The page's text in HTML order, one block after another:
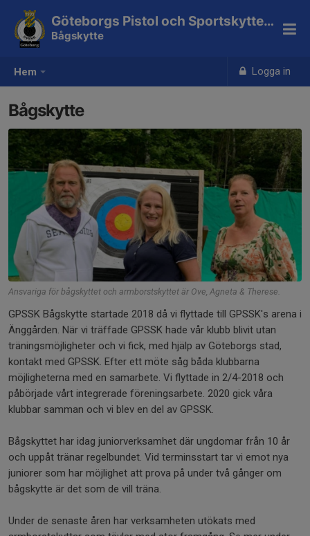
Hem Logga in
Göteborgs Pistol och Sportskytteklubb
Bågskytte
Bågskytte
Ansvariga för bågskyttet och armborstskyttet är Ove, Agneta & Therese.
GPSSK Bågskytte startade 2018 då vi flyttade till GPSSK's arena i
Änggården. När vi träffade GPSSK hade vår klubb blivit utan
träningsmöjligheter och vi fick, med hjälp av Göteborgs stad,
kontakt med GPSSK. Efter ett möte såg båda klubbarna
möjligheterna med en samarbete. Vi flyttade in 2/4-2018 och
påbörjade vårt integrerade föreningsarbete. 2020 gick våra
klubbar samman och vi blev en del av GPSSK.
Bågskyttet har idag juniorverksamhet där ungdomar från 10 år
och uppåt tränar regelbundet. Vid terminsstart tar vi emot nya
juniorer som har möjlighet att prova på under två gånger om
bågskytte är det som de vill träna.
Under de senaste åren har verksamheten utökats med